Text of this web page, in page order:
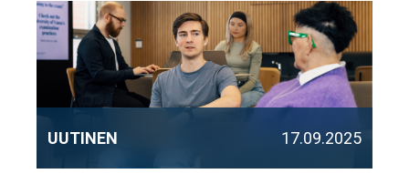
UUTINEN 17.09.2025